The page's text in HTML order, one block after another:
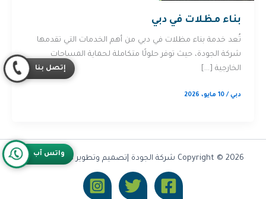
بناء مظلات في دبي
تُعد خدمة بناء مظلات في دبي من أهم الخدمات التي تقدمها
شركة الجودة، حيث توفر حلولًا متكاملة لحماية المساحات
الخارجية […]
دبي/10 مايو، 2026
Copyright © 2026 شركة الجودة |تصميم وتطوير شركة Olymoo
واتس آب
إتصل بنا